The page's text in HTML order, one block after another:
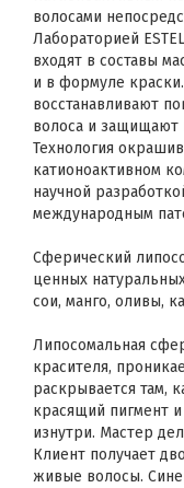
волосами
Лабораторией
входят в составы
и в формуле
восстанавливают
волоса и защищают
Технология
катионоактивном
научной
международным
Сферический
ценных
сои, манго, оливы,
Липосомальная
красителя,
раскрывается там,
красящий пигмент
изнутри. Мастер
Клиент получает
живые волосы.